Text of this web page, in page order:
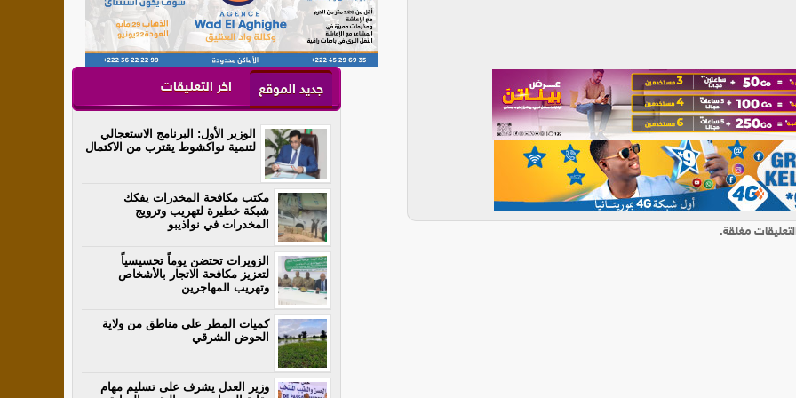
مغلقة.
جديد الموقع اخر التعليقات
الوزير الأول: البرنامج الاستعجالي
لتنمية نواكشوط يقترب من الاكتمال
مكتب مكافحة المخدرات يفكك
شبكة خطيرة لتهريب وترويج
المخدرات في نواذيبو
الزويرات تحتضن يوماً تحسيسياً
لتعزيز مكافحة الاتجار بالأشخاص
وتهريب المهاجرين
كميات المطر على مناطق من ولاية
الحوض الشرقي
وزير العدل يشرف على تسليم مهام